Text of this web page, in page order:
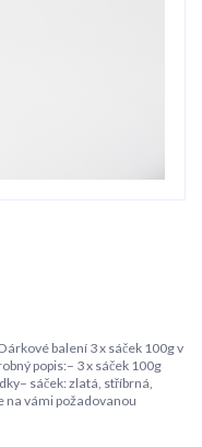
balení 3 x sáček 100g v
popis:– 3 x sáček 100g
sáček: zlatá, stříbrná,
na vámi požadovanou